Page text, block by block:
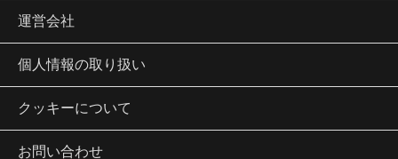
運営会社
個人情報の取り扱い
クッキーについて
お問い合わせ